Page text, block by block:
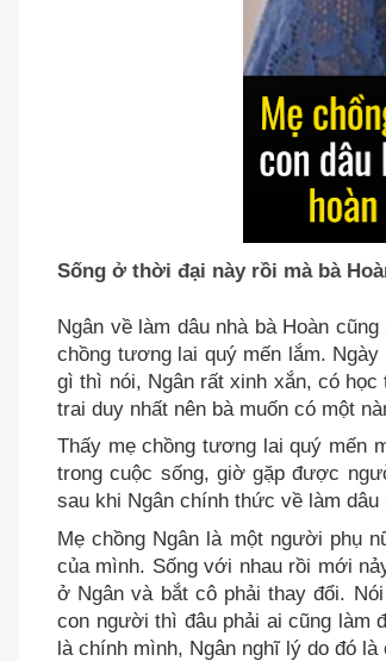
Sống ở thời đại này rồi mà bà
Ngân về làm dâu nhà bà Hoàn
chồng tương lai quý mến lắm.
gì thì nói, Ngân rất xinh xắn, có
trai duy nhất nên bà muốn có một
Thấy mẹ chồng tương lai quý mến
trong cuộc sống, giờ gặp được
sau khi Ngân chính thức về làm dâu
Mẹ chồng Ngân là một người phụ
của mình. Sống với nhau rồi mới
ở Ngân và bắt cô phải thay đổi.
con người thì đâu phải ai cũng làm
là chính mình, Ngân nghĩ lý do đó là